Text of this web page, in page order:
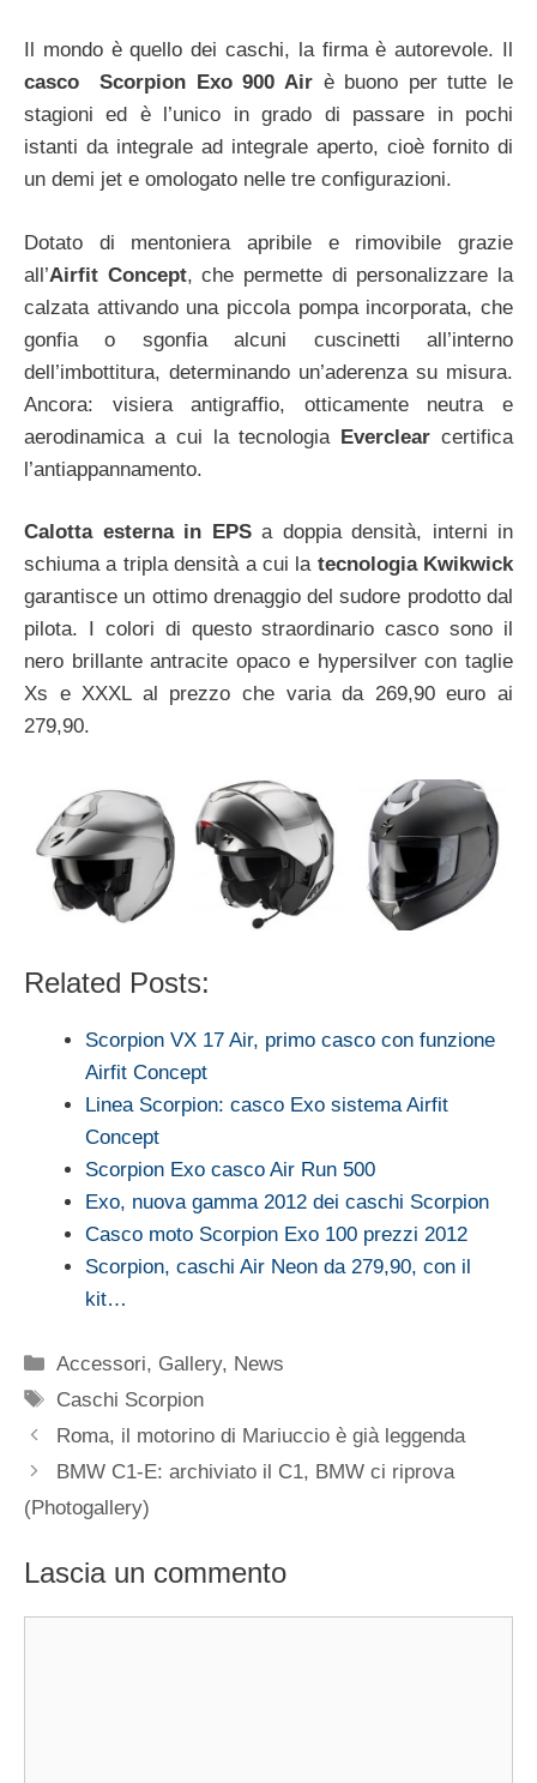
Il mondo è quello dei caschi, la firma è autorevole. Il
casco Scorpion Exo 900 Air è buono per tutte le
stagioni ed è l’unico in grado di passare in pochi
istanti da integrale ad integrale aperto, cioè fornito di
un demi jet e omologato nelle tre configurazioni.
Dotato di mentoniera apribile e rimovibile grazie
all’Airfit Concept, che permette di personalizzare la
calzata attivando una piccola pompa incorporata, che
gonfia o sgonfia alcuni cuscinetti all’interno
dell’imbottitura, determinando un’aderenza su misura.
Ancora: visiera antigraffio, otticamente neutra e
aerodinamica a cui la tecnologia Everclearcertifica
l’antiappannamento.
Calotta esterna in EPS a doppia densità, interni in
schiuma a tripla densità a cui la tecnologia Kwikwick
garantisce un ottimo drenaggio del sudore prodotto dal
pilota. I colori di questo straordinario casco sono il
nero brillante antracite opaco e hypersilver con taglie
Xs e XXXL al prezzo che varia da 269,90 euro ai
279,90.
Related Posts:
Scorpion VX 17 Air, primo casco con funzione
Airfit Concept
Linea Scorpion: casco Exo sistema Airfit
Concept
Scorpion Exo casco Air Run 500
Exo, nuova gamma 2012 dei caschi Scorpion
Casco moto Scorpion Exo 100 prezzi 2012
Scorpion, caschi Air Neon da 279,90, con il
kit…
Categorie
Accessori, Gallery, News
Tag
Caschi Scorpion
Roma, il motorino di Mariuccio è già leggenda
BMW C1-E: archiviato il C1, BMW ci riprova
(Photogallery)
Lascia un commento